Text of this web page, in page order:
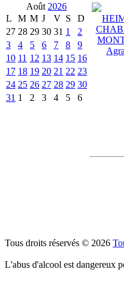
Août 2026
L
M M J V S
D
27 28 29 30 31 1
2
3
4 5 6 7 8
9
10 11 12 13 14 15 16
17 18 19 20 21 22 23
24 25 26 27 28 29 30
31 1 2 3 4 5 6
Tous droits réservés © 2026
L'abus d'alcool est dangereux